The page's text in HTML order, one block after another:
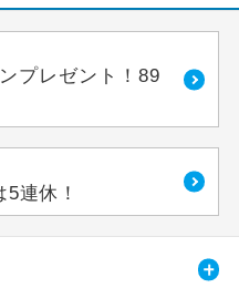
プレゼント！89
連休！